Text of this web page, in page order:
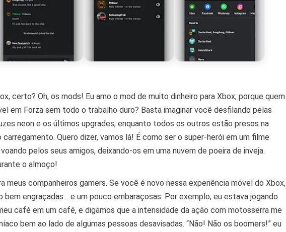
certo? Oh, os mods! Eu amo o mod de muito dinheiro para Xbox, porque quem
em Forza sem todo o trabalho duro? Basta imaginar você desfilando pelas
neon e os últimos upgrades, enquanto todos os outros estão presos na
Quero dizer, vamos lá! É como ser o super-herói em um filme
pelos seus amigos, deixando-os em uma nuvem de poeira de inveja.
o almoço!
meus companheiros gamers. Se você é novo nessa experiência móvel do Xbox,
engraçadas… e um pouco embaraçosas. Por exemplo, eu estava jogando
café em um café, e digamos que a intensidade da ação com motosserra me
bem ao lado de algumas pessoas desavisadas. “Não! Não os boomers!” eu